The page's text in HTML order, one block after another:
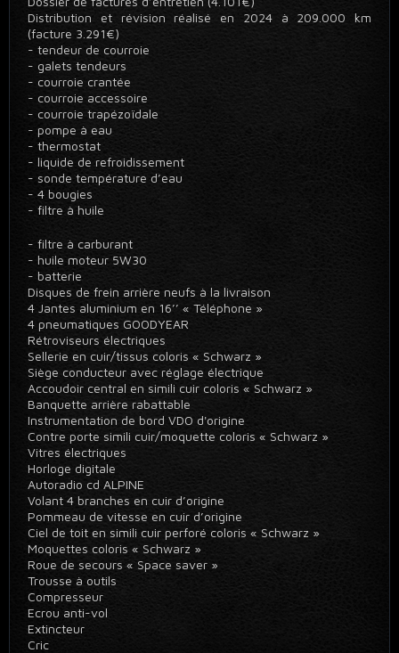
Distribution et révision réalisé en 2024 à 209.000 km
(facture 3.291€)
- tendeur de courroie
- galets tendeurs
- courroie crantée
- courroie accessoire
- courroie trapézoïdale
- pompe à eau
- thermostat
- liquide de refroidissement
- sonde température d’eau
- 4 bougies
- filtre à huile
- filtre à carburant
- huile moteur 5W30
- batterie
Disques de frein arrière neufs à la livraison
4 Jantes aluminium en 16’’ « Téléphone »
4 pneumatiques GOODYEAR
Rétroviseurs électriques
Sellerie en cuir/tissus coloris « Schwarz »
Siège conducteur avec réglage électrique
Accoudoir central en simili cuir coloris « Schwarz »
Banquette arrière rabattable
Instrumentation de bord VDO d'origine
Contre porte simili cuir/moquette coloris « Schwarz »
Vitres électriques
Horloge digitale
Autoradio cd ALPINE
Volant 4 branches en cuir d’origine
Pommeau de vitesse en cuir d’origine
Ciel de toit en simili cuir perforé coloris « Schwarz »
Moquettes coloris « Schwarz »
Roue de secours « Space saver »
Trousse à outils
Compresseur
Ecrou anti-vol
Extincteur
Cric